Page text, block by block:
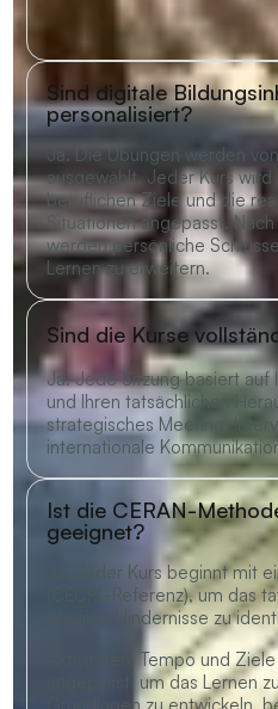
Sind digitale
personalisiert?
Ja. Die Übungen werden
ausgewählt. Jeder Kurs wird
beruflichen Ziele und die
Situationen angepasst.
werden persönliche
Lernen zu erweitern.
Sind die Kurse
Ja. Jede Sitzung basiert auf
und Ihren tatsächlichen
strategisches Meeting,
internationale
Ist die CERAN-
geeignet?
Ja. Jeder Kurs beginnt mit
(CECRL-Referenz), um das
etwaige Hindernisse zu
Aktivitäten, Tempo und
angepasst, um das Lernen